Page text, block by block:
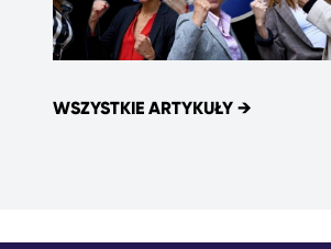
WSZYSTKIE ARTYKUŁY →